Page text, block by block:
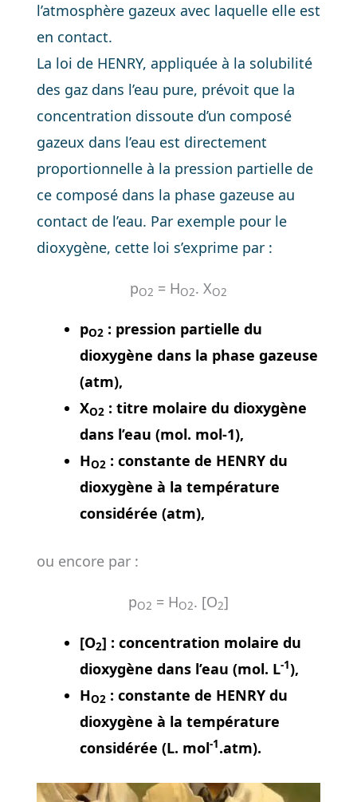
l’atmosphère gazeux avec laquelle elle est
en contact.
La loi de HENRY, appliquée à la solubilité
des gaz dans l’eau pure, prévoit que la
concentration dissoute d’un composé
gazeux dans l’eau est directement
proportionnelle à la pression partielle de
ce composé dans la phase gazeuse au
contact de l’eau. Par exemple pour le
dioxygène, cette loi s’exprime par :
pO2 = HO2. XO2
pO2 : pression partielle du
dioxygène dans la phase gazeuse
(atm),
XO2 : titre molaire du dioxygène
dans l’eau (mol. mol-1),
HO2 : constante de HENRY du
dioxygène à la température
considérée (atm),
ou encore par :
pO2 = HO2. [O2]
[O2] : concentration molaire du
dioxygène dans l’eau (mol. L-1),
HO2 : constante de HENRY du
dioxygène à la température
considérée (L. mol-1.atm).